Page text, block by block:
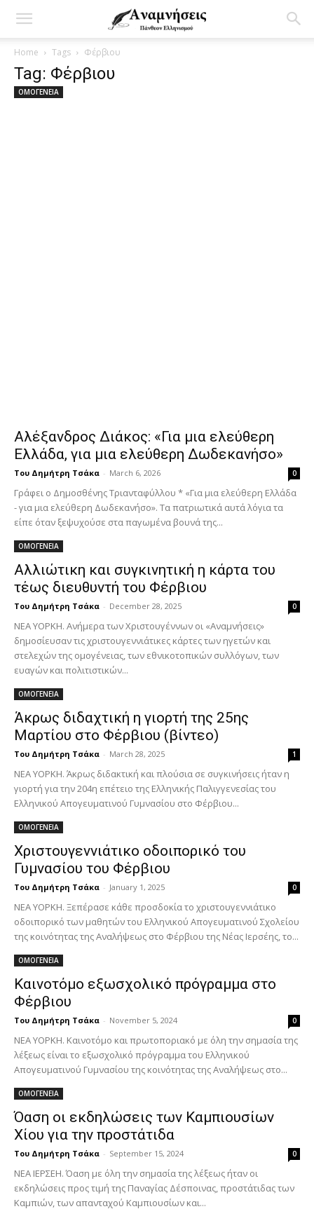
Home Tags Φέρβιου
Tag: Φέρβιου
ΟΜΟΓΕΝΕΙΑ
Αλέξανδρος Διάκος: «Για μια ελεύθερη
Ελλάδα, για μια ελεύθερη Δωδεκανήσο»
Του Δημήτρη Τσάκα - March 6, 2026 0
Γράφει ο Δημοσθένης Τριανταφύλλου * «Για μια ελεύθερη Ελλάδα
- για μια ελεύθερη Δωδεκανήσο». Τα πατριωτικά αυτά λόγια τα
είπε όταν ξεψυχούσε στα παγωμένα βουνά της...
ΟΜΟΓΕΝΕΙΑ
Αλλιώτικη και συγκινητική η κάρτα του
τέως διευθυντή του Φέρβιου
Του Δημήτρη Τσάκα - December 28, 2025 0
ΝΕΑ ΥΟΡΚΗ. Ανήμερα των Χριστουγέννων οι «Αναμνήσεις»
δημοσίευσαν τις χριστουγεννιάτικες κάρτες των ηγετών και
στελεχών της ομογένειας, των εθνικοτοπικών συλλόγων, των
ευαγών και πολιτιστικών...
ΟΜΟΓΕΝΕΙΑ
Άκρως διδαχτική η γιορτή της 25ης
Μαρτίου στο Φέρβιου (βίντεο)
Του Δημήτρη Τσάκα - March 28, 2025 1
ΝΕΑ ΥΟΡΚΗ. Άκρως διδακτική και πλούσια σε συγκινήσεις ήταν η
γιορτή για την 204η επέτειο της Ελληνικής Παλιγγενεσίας του
Ελληνικού Απογευματινού Γυμνασίου στο Φέρβιου...
ΟΜΟΓΕΝΕΙΑ
Χριστουγεννιάτικο οδοιπορικό του
Γυμνασίου του Φέρβιου
Του Δημήτρη Τσάκα - January 1, 2025 0
ΝΕΑ ΥΟΡΚΗ. Ξεπέρασε κάθε προσδοκία το χριστουγεννιάτικο
οδοιπορικό των μαθητών του Ελληνικού Απογευματινού Σχολείου
της κοινότητας της Αναλήψεως στο Φέρβιου της Νέας Ιερσέης, το...
ΟΜΟΓΕΝΕΙΑ
Καινοτόμο εξωσχολικό πρόγραμμα στο
Φέρβιου
Του Δημήτρη Τσάκα - November 5, 2024 0
ΝΕΑ ΥΟΡΚΗ. Καινοτόμο και πρωτοποριακό με όλη την σημασία της
λέξεως είναι το εξωσχολικό πρόγραμμα του Ελληνικού
Απογευματινού Γυμνασίου της κοινότητας της Αναλήψεως στο...
ΟΜΟΓΕΝΕΙΑ
Όαση οι εκδηλώσεις των Καμπιουσίων
Χίου για την προστάτιδα
Του Δημήτρη Τσάκα - September 15, 2024 0
ΝΕΑ ΙΕΡΣΕΗ. Όαση με όλη την σημασία της λέξεως ήταν οι
εκδηλώσεις προς τιμή της Παναγίας Δέσποινας, προστάτιδας των
Καμπιών, των απανταχού Καμπιουσίων και...